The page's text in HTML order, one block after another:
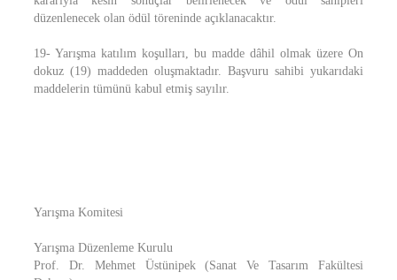
düzenlenecek olan ödül töreninde açıklanacaktır.
19- Yarışma katılım koşulları, bu madde dâhil olmak üzere On
dokuz (19) maddeden oluşmaktadır. Başvuru sahibi yukarıdaki
maddelerin tümünü kabul etmiş sayılır.
Yarışma Komitesi
Yarışma Düzenleme Kurulu
Prof. Dr. Mehmet Üstünipek (Sanat Ve Tasarım Fakültesi